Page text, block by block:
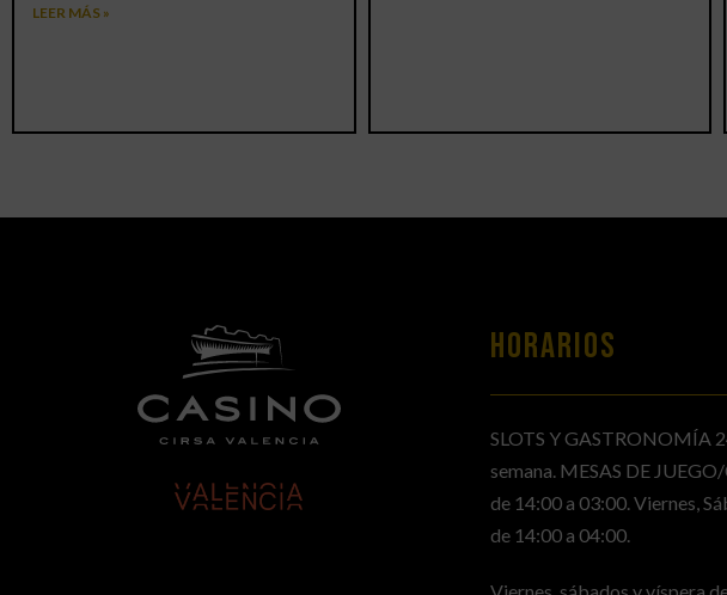
LEER MÁS »
HORARIOS
SLOTS Y GASTRONOMÍA
semana. MESAS DE
de 14:00 a 03:00. Viernes,
de 14:00 a 04:00.